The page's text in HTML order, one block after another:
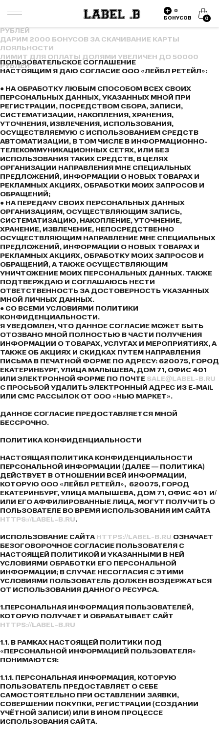
ЛОЯЛЬНОСТИ
ЛИМИТ ДЛЯ ОПЛАТЫ ДОЛЯМИ УВЕЛИЧЕН ДО 50000
РУБЛЕЙ
ДАРИМ 2000 БОНУСОВ ЗА СКАЧИВАНИЕ КАРТЫ
ЛОЯЛЬНОСТИ
ЛИМИТ ДЛЯ ОПЛАТЫ ДОЛЯМИ УВЕЛИЧЕН ДО 50000
РУБЛЕЙ
0
БОНУСОВ
0
ПОЛЬЗОВАТЕЛЬСКОЕ СОГЛАШЕНИЕ
НАСТОЯЩИМ Я ДАЮ СОГЛАСИЕ ООО «ЛЕЙБЛ РЕТЕЙЛ»:
● НА ОБРАБОТКУ ЛЮБЫМ СПОСОБОМ ВСЕХ СВОИХ
ПЕРСОНАЛЬНЫХ ДАННЫХ, УКАЗАННЫХ МНОЙ ПРИ
РЕГИСТРАЦИИ, ПОСРЕДСТВОМ СБОРА, ЗАПИСИ,
СИСТЕМАТИЗАЦИИ, НАКОПЛЕНИЯ, ХРАНЕНИЯ,
УТОЧНЕНИЯ, ИЗВЛЕЧЕНИЯ, ИСПОЛЬЗОВАНИЯ,
ОСУЩЕСТВЛЯЕМУЮ С ИСПОЛЬЗОВАНИЕМ СРЕДСТВ
АВТОМАТИЗАЦИИ, В ТОМ ЧИСЛЕ В ИНФОРМАЦИОННО-
ТЕЛЕКОММУНИКАЦИОННЫХ СЕТЯХ, ИЛИ БЕЗ
ИСПОЛЬЗОВАНИЯ ТАКИХ СРЕДСТВ, В ЦЕЛЯХ
ОРГАНИЗАЦИИ НАПРАВЛЕНИЯ МНЕ СПЕЦИАЛЬНЫХ
ПРЕДЛОЖЕНИЙ, ИНФОРМАЦИИ О НОВЫХ ТОВАРАХ И
РЕКЛАМНЫХ АКЦИЯХ, ОБРАБОТКИ МОИХ ЗАПРОСОВ И
ОБРАЩЕНИЙ;
● НА ПЕРЕДАЧУ СВОИХ ПЕРСОНАЛЬНЫХ ДАННЫХ
ОРГАНИЗАЦИЯМ, ОСУЩЕСТВЛЯЮЩИМ ЗАПИСЬ,
СИСТЕМАТИЗАЦИЮ, НАКОПЛЕНИЕ, УТОЧНЕНИЕ,
ХРАНЕНИЕ, ИЗВЛЕЧЕНИЕ, НЕПОСРЕДСТВЕННО
ОСУЩЕСТВЛЯЮЩИМ НАПРАВЛЕНИЕ МНЕ СПЕЦИАЛЬНЫХ
ПРЕДЛОЖЕНИЙ, ИНФОРМАЦИИ О НОВЫХ ТОВАРАХ И
РЕКЛАМНЫХ АКЦИЯХ, ОБРАБОТКУ МОИХ ЗАПРОСОВ И
ОБРАЩЕНИЙ, А ТАКЖЕ ОСУЩЕСТВЛЯЮЩИМ
УНИЧТОЖЕНИЕ МОИХ ПЕРСОНАЛЬНЫХ ДАННЫХ. ТАКЖЕ
ПОДТВЕРЖДАЮ И СОГЛАШАЮСЬ НЕСТИ
ОТВЕТСТВЕННОСТЬ ЗА ДОСТОВЕРНОСТЬ УКАЗАННЫХ
МНОЙ ЛИЧНЫХ ДАННЫХ.
● СО ВСЕМИ УСЛОВИЯМИ ПОЛИТИКИ
КОНФИДЕНЦИАЛЬНОСТИ.
Я УВЕДОМЛЕН, ЧТО ДАННОЕ СОГЛАСИЕ МОЖЕТ БЫТЬ
ОТОЗВАНО МНОЙ ПОЛНОСТЬЮ В ЧАСТИ ПОЛУЧЕНИЯ
ИНФОРМАЦИИ О ТОВАРАХ, УСЛУГАХ И МЕРОПРИЯТИЯХ, А
ТАКЖЕ ОБ АКЦИЯХ И СКИДКАХ ПУТЕМ НАПРАВЛЕНИЯ
ПИСЬМА В ПЕЧАТНОЙ ФОРМЕ ПО АДРЕСУ: 620075, ГОРОД
ЕКАТЕРИНБУРГ, УЛИЦА МАЛЫШЕВА, ДОМ 71, ОФИС 401
ИЛИ ЭЛЕКТРОННОЙ ФОРМЕ ПО ПОЧТЕ SALE@LABEL-B.RU
С ПРОСЬБОЙ УДАЛИТЬ ЭЛЕКТРОННЫЙ АДРЕС ИЗ E-MAIL
ИЛИ СМС РАССЫЛОК ОТ ООО «НЬЮ МАРКЕТ».
ДАННОЕ СОГЛАСИЕ ПРЕДОСТАВЛЯЕТСЯ МНОЙ
БЕССРОЧНО.
ПОЛИТИКА КОНФИДЕНЦИАЛЬНОСТИ
НАСТОЯЩАЯ ПОЛИТИКА КОНФИДЕНЦИАЛЬНОСТИ
ПЕРСОНАЛЬНОЙ ИНФОРМАЦИИ (ДАЛЕЕ — ПОЛИТИКА)
ДЕЙСТВУЕТ В ОТНОШЕНИИ ВСЕЙ ИНФОРМАЦИИ,
КОТОРУЮ ООО «ЛЕЙБЛ РЕТЕЙЛ», 620075, ГОРОД
ЕКАТЕРИНБУРГ, УЛИЦА МАЛЫШЕВА, ДОМ 71, ОФИС 401 И/
ИЛИ ЕГО АФФИЛИРОВАННЫЕ ЛИЦА, МОГУТ ПОЛУЧИТЬ О
ПОЛЬЗОВАТЕЛЕ ВО ВРЕМЯ ИСПОЛЬЗОВАНИЯ ИМ САЙТА
HTTPS://LABEL-B.RU.
ИСПОЛЬЗОВАНИЕ САЙТАHTTPS://LABEL-B.RU ОЗНАЧАЕТ
БЕЗОГОВОРОЧНОЕ СОГЛАСИЕ ПОЛЬЗОВАТЕЛЯ С
НАСТОЯЩЕЙ ПОЛИТИКОЙ И УКАЗАННЫМИ В НЕЙ
УСЛОВИЯМИ ОБРАБОТКИ ЕГО ПЕРСОНАЛЬНОЙ
ИНФОРМАЦИИ; В СЛУЧАЕ НЕСОГЛАСИЯ С ЭТИМИ
УСЛОВИЯМИ ПОЛЬЗОВАТЕЛЬ ДОЛЖЕН ВОЗДЕРЖАТЬСЯ
ОТ ИСПОЛЬЗОВАНИЯ ДАННОГО РЕСУРСА.
1.ПЕРСОНАЛЬНАЯ ИНФОРМАЦИЯ ПОЛЬЗОВАТЕЛЕЙ,
КОТОРУЮ ПОЛУЧАЕТ И ОБРАБАТЫВАЕТ САЙТ
HTTPS://LABEL-B.RU
1.1. В РАМКАХ НАСТОЯЩЕЙ ПОЛИТИКИ ПОД
«ПЕРСОНАЛЬНОЙ ИНФОРМАЦИЕЙ ПОЛЬЗОВАТЕЛЯ»
ПОНИМАЮТСЯ:
1.1.1. ПЕРСОНАЛЬНАЯ ИНФОРМАЦИЯ, КОТОРУЮ
ПОЛЬЗОВАТЕЛЬ ПРЕДОСТАВЛЯЕТ О СЕБЕ
САМОСТОЯТЕЛЬНО ПРИ ОСТАВЛЕНИИ ЗАЯВКИ,
СОВЕРШЕНИИ ПОКУПКИ, РЕГИСТРАЦИИ (СОЗДАНИИ
УЧЁТНОЙ ЗАПИСИ) ИЛИ В ИНОМ ПРОЦЕССЕ
ИСПОЛЬЗОВАНИЯ САЙТА.